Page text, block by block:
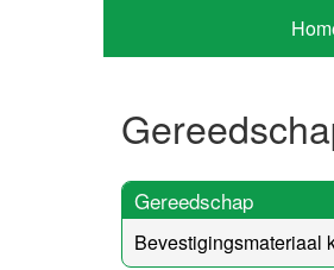
Gereedschap
Bevestigingsmateriaal